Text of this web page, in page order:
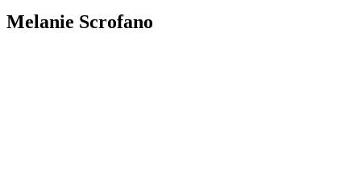
Melanie Scrofano